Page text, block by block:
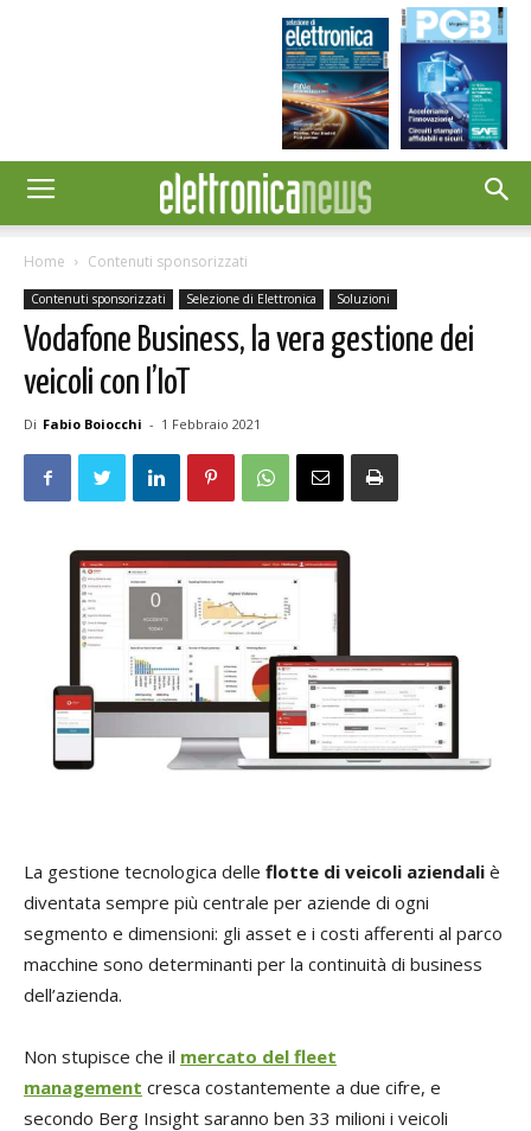
Home Contenuti sponsorizzati
Contenuti sponsorizzati Selezione di Elettronica Soluzioni
Vodafone Business, la vera gestione dei
veicoli con l’IoT
Di Fabio Boiocchi - 1 Febbraio 2021
La gestione tecnologica delle flotte di veicoli aziendali è
diventata sempre più centrale per aziende di ogni
segmento e dimensioni: gli asset e i costi afferenti al parco
macchine sono determinanti per la continuità di business
dell’azienda.
Non stupisce che il mercato del fleet
management cresca costantemente a due cifre, e
secondo Berg Insight saranno ben 33 milioni i veicoli